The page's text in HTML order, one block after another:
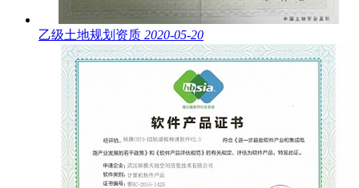
乙级土地规划资质 2020-05-20